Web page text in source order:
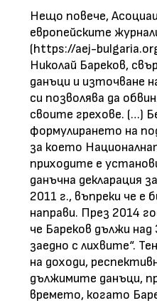
Нещо повече,
европейските
(https://aej-
Николай Бареков,
данъци и източване
си позволява да
своите грехове. (…)
формулирането на
за което
приходите е
данъчна декларация
2011 г., въпреки че е
направи. През 2014
че Бареков дължи над
заедно с лихвите“.
на доходи,
дължимите данъци,
времето, когато